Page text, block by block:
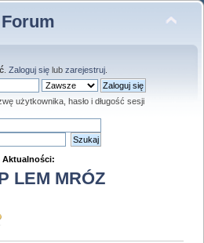
. Zaloguj sięlub zarejestruj.
użytkownika, hasło i długość sesji
Aktualności:
LEM MRÓZ